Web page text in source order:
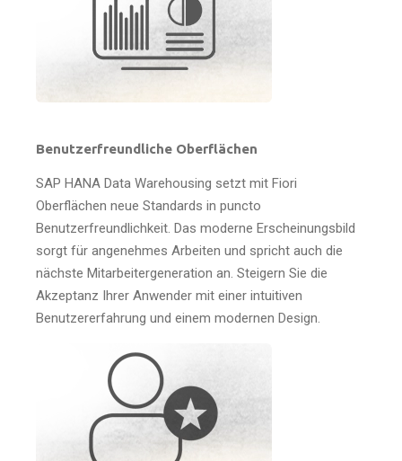
Benutzerfreundliche Oberflächen
SAP HANA Data Warehousing setzt mit Fiori
Oberflächen neue Standards in puncto
Benutzerfreundlichkeit. Das moderne Erscheinungsbild
sorgt für angenehmes Arbeiten und spricht auch die
nächste Mitarbeitergeneration an. Steigern Sie die
Akzeptanz Ihrer Anwender mit einer intuitiven
Benutzererfahrung und einem modernen Design.